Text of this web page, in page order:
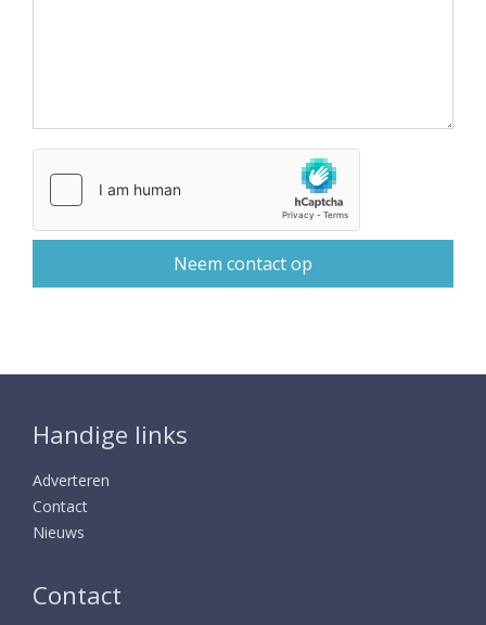
Handige links
Adverteren
Contact
Nieuws
Contact